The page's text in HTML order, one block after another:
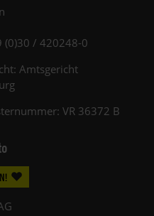
(0)30 / 420248-0
Amtsgericht
VR 36372 B